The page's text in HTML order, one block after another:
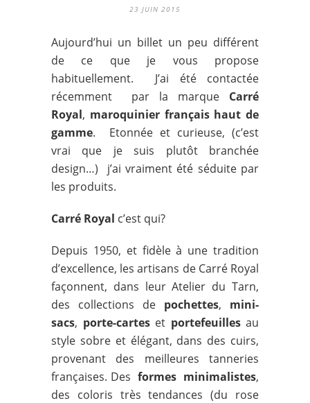
23 JUIN 2015
Aujourd’hui un billet un peu différent
de ce que je vous propose
habituellement. J’ai été contactée
récemment par la marque Carré
Royal, maroquinier français haut de
gamme. Etonnée et curieuse, (c’est
vrai que je suis plutôt branchée
design…) j’ai vraiment été séduite par
les produits.
Carré Royal c’est qui?
Depuis 1950, et fidèle à une tradition
d’excellence, les artisans de Carré Royal
façonnent, dans leur Atelier du Tarn,
des collections de pochettes, mini-
sacs, porte-carteset portefeuillesau
style sobre et élégant, dans des cuirs,
provenant des meilleures tanneries
françaises. Des formes minimalistes,
des coloris très tendances (du rose